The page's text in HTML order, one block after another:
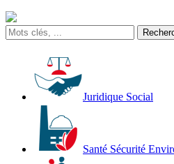
Juridique Social
Santé Sécurité